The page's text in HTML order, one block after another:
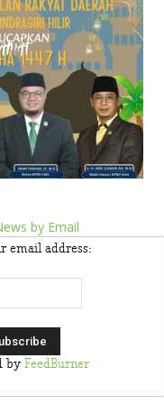
by Email
email address:
by FeedBurner